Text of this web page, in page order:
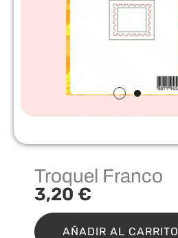
Troquel Franco
3,20 €
Franco AÑADIR AL CARRITO